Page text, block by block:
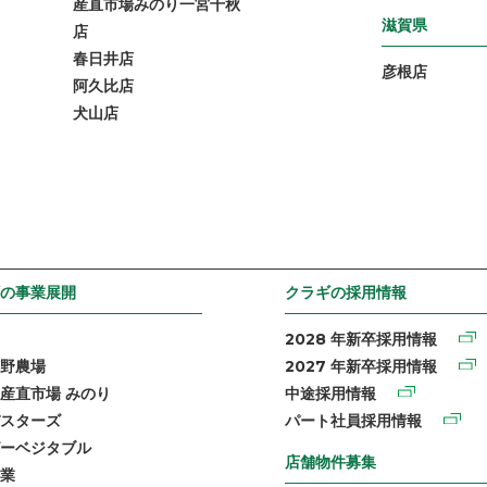
産直市場みのり一宮千秋
店
春日井店
阿久比店
犬山店
滋賀県
彦根店
事業展開
農場
直市場 みのり
ターズ
ベジタブル
クラギの採用情報
2028 年新卒採用情報
2027 年新卒採用情報
中途採用情報
パート社員採用情報
店舗物件募集